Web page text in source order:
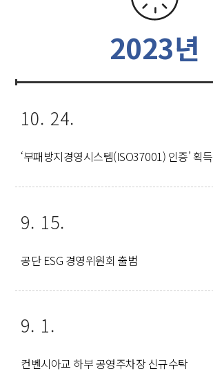
2023년
10. 24.
‘부패방지경영시스템(ISO37001) 인증’ 획득
9. 15.
공단 ESG 경영위원회 출범
9. 1.
컨벤시아교 하부 공영주차장 신규수탁